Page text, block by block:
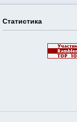
Статистика